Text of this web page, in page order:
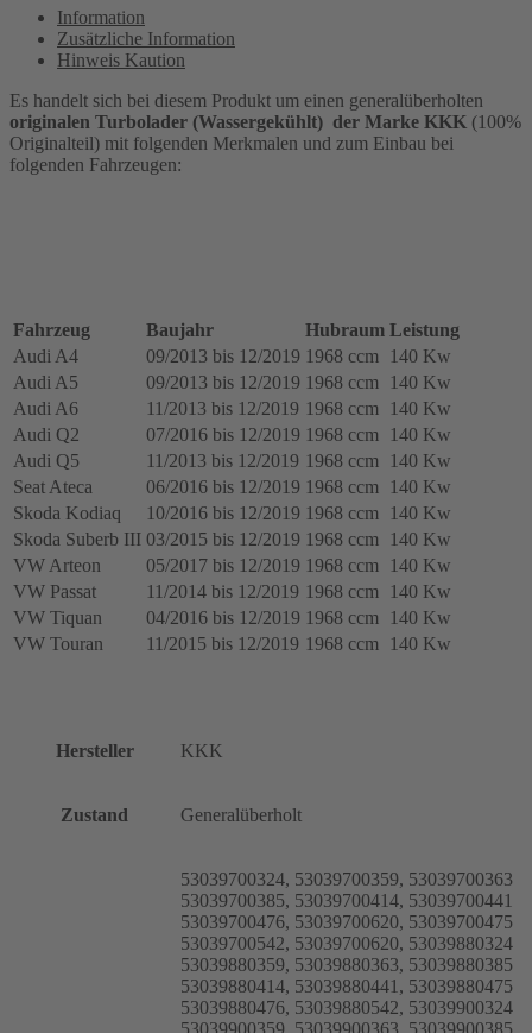
Skoda,
2.0L
40TDI
-
140Kw,
CNHA-,
MOTOR
(DIESEL),
53039700359,
04L253056L
Menge
Information
Zusätzliche Information
Hinweis Kaution
Es handelt sich bei diesem Produkt um einen generalüberholten
originalen Turbolader (Wassergekühlt) der Marke KKK (100%
Originalteil) mit folgenden Merkmalen und zum Einbau bei
folgenden Fahrzeugen:
Fahrzeug Baujahr Hubraum Leistung
Audi A4
09/2013 bis 12/2019 1968 ccm
140 Kw
Audi A5
09/2013 bis 12/2019 1968 ccm
140 Kw
Audi A6
11/2013 bis 12/2019 1968 ccm
140 Kw
Audi Q2
07/2016 bis 12/2019 1968 ccm
140 Kw
Audi Q5
11/2013 bis 12/2019 1968 ccm
140 Kw
Seat Ateca
06/2016 bis 12/2019 1968 ccm
140 Kw
Skoda Kodiaq
10/2016 bis 12/2019 1968 ccm
140 Kw
Skoda Suberb III 03/2015 bis 12/2019 1968 ccm
140 Kw
VW Arteon
05/2017 bis 12/2019 1968 ccm
140 Kw
VW Passat
11/2014 bis 12/2019 1968 ccm
140 Kw
VW Tiquan
04/2016 bis 12/2019 1968 ccm
140 Kw
VW Touran
11/2015 bis 12/2019 1968 ccm 140 Kw
Hersteller KKK
Zustand Generalüberholt
53039700324, 53039700359, 53039700363
53039700385, 53039700414, 53039700441
53039700476, 53039700620, 53039700475
53039700542, 53039700620, 53039880324
53039880359, 53039880363, 53039880385
53039880414, 53039880441, 53039880475
53039880476, 53039880542, 53039900324